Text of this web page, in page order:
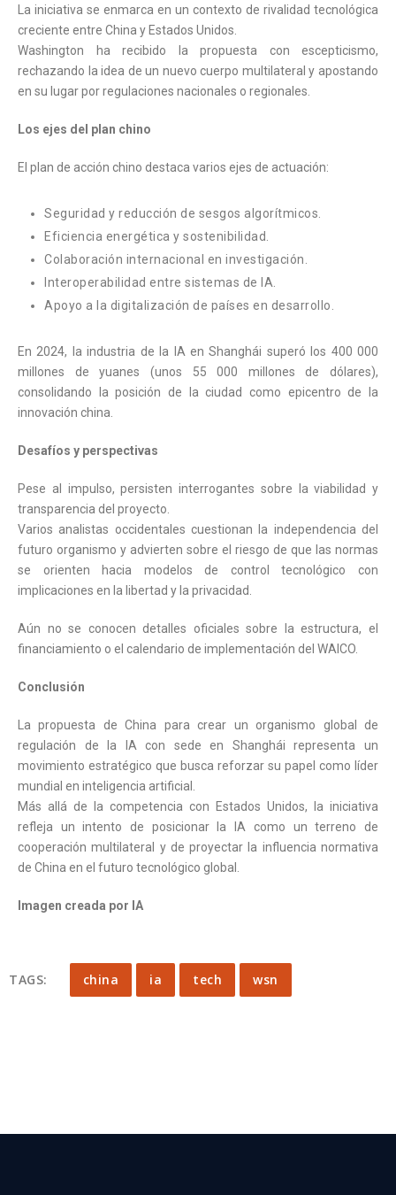
La iniciativa se enmarca en un contexto de rivalidad tecnológica
creciente entre China y Estados Unidos.
Washington ha recibido la propuesta con escepticismo,
rechazando la idea de un nuevo cuerpo multilateral y apostando
en su lugar por regulaciones nacionales o regionales.
Los ejes del plan chino
El plan de acción chino destaca varios ejes de actuación:
Seguridad y reducción de sesgos algorítmicos.
Eficiencia energética y sostenibilidad.
Colaboración internacional en investigación.
Interoperabilidad entre sistemas de IA.
Apoyo a la digitalización de países en desarrollo.
En 2024, la industria de la IA en Shanghái superó los 400 000
millones de yuanes (unos 55 000 millones de dólares),
consolidando la posición de la ciudad como epicentro de la
innovación china.
Desafíos y perspectivas
Pese al impulso, persisten interrogantes sobre la viabilidad y
transparencia del proyecto.
Varios analistas occidentales cuestionan la independencia del
futuro organismo y advierten sobre el riesgo de que las normas
se orienten hacia modelos de control tecnológico con
implicaciones en la libertad y la privacidad.
Aún no se conocen detalles oficiales sobre la estructura, el
financiamiento o el calendario de implementación del WAICO.
Conclusión
La propuesta de China para crear un organismo global de
regulación de la IA con sede en Shanghái representa un
movimiento estratégico que busca reforzar su papel como líder
mundial en inteligencia artificial.
Más allá de la competencia con Estados Unidos, la iniciativa
refleja un intento de posicionar la IA como un terreno de
cooperación multilateral y de proyectar la influencia normativa
de China en el futuro tecnológico global.
Imagen creada por IA
TAGS: china ia tech wsn